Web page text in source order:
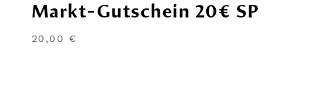
Markt-Gutschein 20€ SP
20,00 €